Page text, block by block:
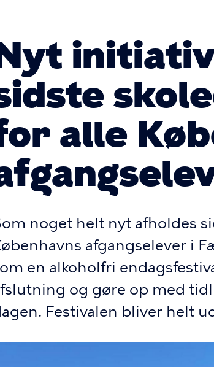
alle
noget helt nyt afholdes
afgangselever i
en alkoholfri
og gøre op med
Festivalen bliver helt